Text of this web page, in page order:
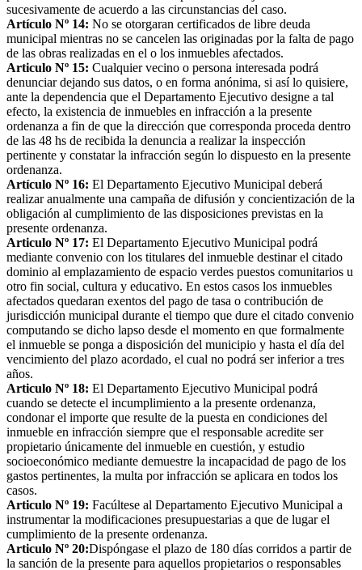
sucesivamente de acuerdo a las circunstancias del caso.
Artículo Nº 14: No se otorgaran certificados de libre deuda
municipal mientras no se cancelen las originadas por la falta de pago
de las obras realizadas en el o los inmuebles afectados.
Articulo Nº 15: Cualquier vecino o persona interesada podrá
denunciar dejando sus datos, o en forma anónima, si así lo quisiere,
ante la dependencia que el Departamento Ejecutivo designe a tal
efecto, la existencia de inmuebles en infracción a la presente
ordenanza a fin de que la dirección que corresponda proceda dentro
de las 48 hs de recibida la denuncia a realizar la inspección
pertinente y constatar la infracción según lo dispuesto en la presente
ordenanza.
Artículo Nº 16: El Departamento Ejecutivo Municipal deberá
realizar anualmente una campaña de difusión y concientización de la
obligación al cumplimiento de las disposiciones previstas en la
presente ordenanza.
Articulo Nº 17: El Departamento Ejecutivo Municipal podrá
mediante convenio con los titulares del inmueble destinar el citado
dominio al emplazamiento de espacio verdes puestos comunitarios u
otro fin social, cultura y educativo. En estos casos los inmuebles
afectados quedaran exentos del pago de tasa o contribución de
jurisdicción municipal durante el tiempo que dure el citado convenio
computando se dicho lapso desde el momento en que formalmente
el inmueble se ponga a disposición del municipio y hasta el día del
vencimiento del plazo acordado, el cual no podrá ser inferior a tres
años.
Articulo Nº 18: El Departamento Ejecutivo Municipal podrá
cuando se detecte el incumplimiento a la presente ordenanza,
condonar el importe que resulte de la puesta en condiciones del
inmueble en infracción siempre que el responsable acredite ser
propietario únicamente del inmueble en cuestión, y estudio
socioeconómico mediante demuestre la incapacidad de pago de los
gastos pertinentes, la multa por infracción se aplicara en todos los
casos.
Articulo Nº 19: Facúltese al Departamento Ejecutivo Municipal a
instrumentar la modificaciones presupuestarias a que de lugar el
cumplimiento de la presente ordenanza.
Articulo Nº 20:Dispóngase el plazo de 180 días corridos a partir de
la sanción de la presente para aquellos propietarios o responsables